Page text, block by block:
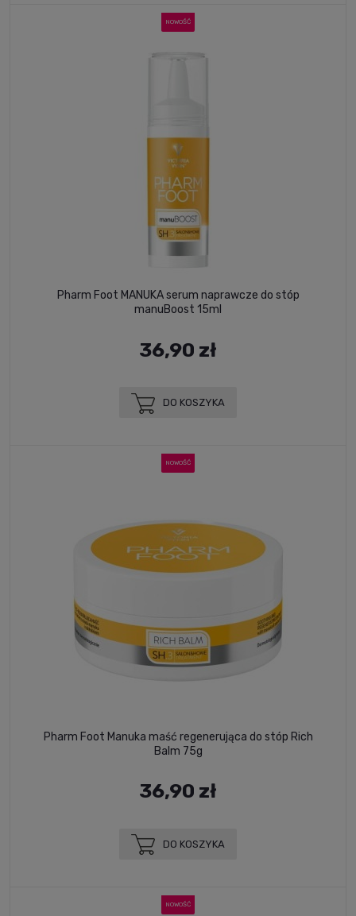
Pharm Foot MANUKA serum naprawcze do stóp
manuBoost 15ml
36,90 zł
DO KOSZYKA
NOWOŚĆ
Pharm Foot Manuka maść regenerująca do stóp Rich
Balm 75g
36,90 zł
DO KOSZYKA
NOWOŚĆ
NOWOŚĆ